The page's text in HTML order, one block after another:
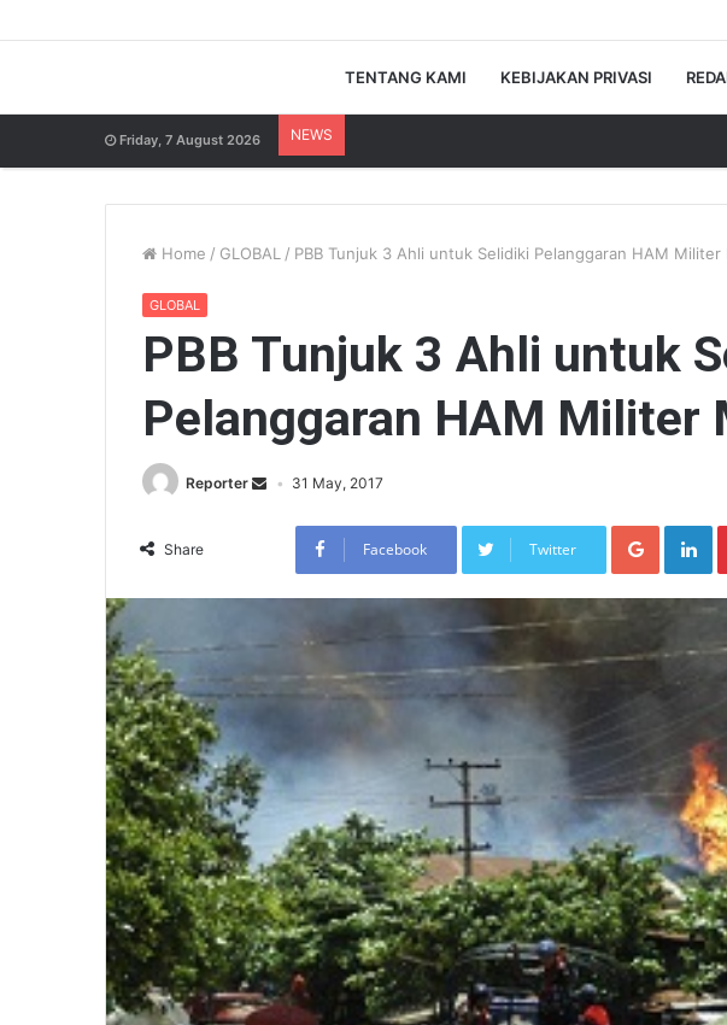
TENTANG KAMI KEBIJAKAN PRIVASI
Friday, 7 August 2026 NEWS
Home / GLOBAL / PBB Tunjuk 3 Ahli untuk Selidiki Pelanggaran HAM Militer
GLOBAL
PBB Tunjuk 3 Ahli untuk
Pelanggaran HAM Militer
Reporter 31 May, 2017
Share Facebook Twitter
Google+